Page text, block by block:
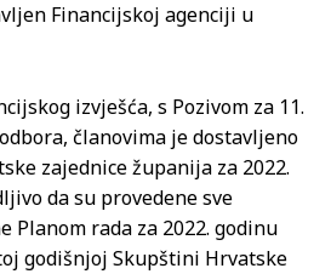
Financijskoj agenciji u
izvješća, s Pozivom za 11.
članovima je dostavljeno
zajednice županija za 2022.
da su provedene sve
Planom rada za 2022. godinu
godišnjoj Skupštini Hrvatske